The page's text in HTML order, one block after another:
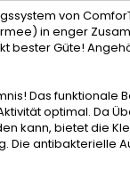
von
in enger
bester Güte!
Das funktionale
optimal. Da
kann, bietet die
Die antibakterielle